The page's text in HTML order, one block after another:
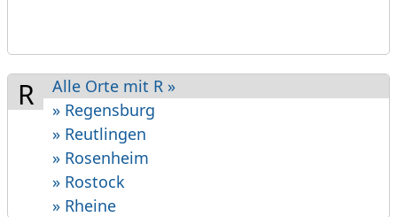
R
Alle Orte mit R »
» Regensburg
» Reutlingen
» Rosenheim
» Rostock
» Rheine